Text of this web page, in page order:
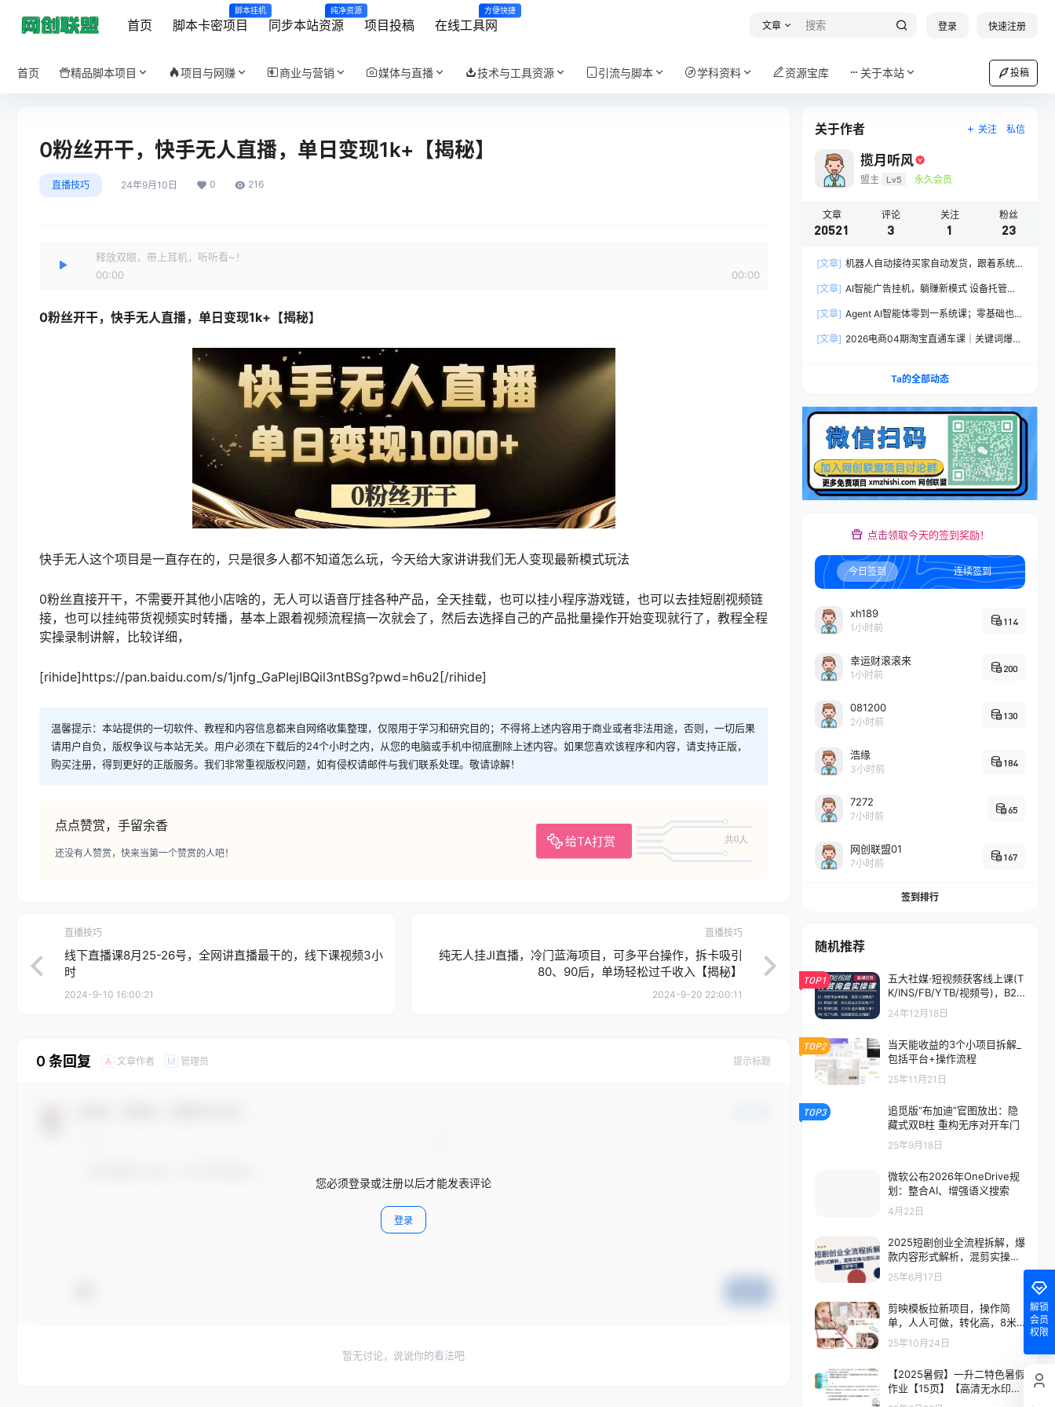
首页 脚本卡密项目
脚本挂机
同步本站资源
纯净资源
项目投稿 在线工具网
方便快捷
文章 登录 快速注册
首页 精品脚本项目 项目与网赚 商业与营销 媒体与直播 技术与工具资源 引流与脚本 学科资料 资源宝库 关于本站 投稿
0粉丝开干，快手无人直播，单日变现1k+【揭秘】
直播技巧 24年9月10日 0 216
释放双眼，带上耳机，听听看~！
00:00
00:00
0粉丝开干， 快手无人直播，单日变现1k+【揭秘】
快手无人这个项目是一直存在的，只是很多人都不知道怎么玩，今天给大家讲讲我们无人变现最新模式玩法
0粉丝直接开干，不需要开其他小店啥的，无人可以语音厅挂各种产品，全天挂载，也可以挂小程序游戏链，也可以去挂短剧视频链
接，也可以挂纯带货视频实时转播，基本上跟着视频流程搞一次就会了，然后去选择自己的产品批量操作开始变现就行了，教程全程
实操录制讲解，比较详细，
[rihide]https://pan.baidu.com/s/1jnfg_GaPIejIBQil3ntBSg?pwd=h6u2[/rihide]
温馨提示：本站提供的一切软件、教程和内容信息都来自网络收集整理，仅限用于学习和研究目的；不得将上述内容用于商业或者非法用途，否则，一切后果
请用户自负，版权争议与本站无关。用户必须在下载后的24个小时之内，从您的电脑或手机中彻底删除上述内容。如果您喜欢该程序和内容，请支持正版，
购买注册，得到更好的正版服务。我们非常重视版权问题，如有侵权请邮件与我们联系处理。敬请谅解！
点点赞赏，手留余香
给TA打赏 共0人
还没有人赞赏，快来当第一个赞赏的人吧！
直播技巧
线下直播课8月25-26号，全网讲直播最干的，线下课视频3小
时
2024-9-10 16:00:21
直播技巧
纯无人挂JI直播，冷门蓝海项目，可多平台操作，拆卡吸引
80、90后，单场轻松过千收入【揭秘】
2024-9-20 22:00:11
0 条回复 A 文章作者 M 管理员 提示标题
您必须登录或注册以后才能发表评论
登录
暂无讨论，说说你的看法吧
关于作者 关注 私信
揽月听风
盟主 Lv5 永久会员
文章
20521
评论
3
关注
1
粉丝
23
[文章] 机器人自动接待买家自动发货，跟着系统
[文章] AI智能广告挂机，躺赚新模式 设备托管运
[文章] Agent AI智能体零到一系统课；零基础也能
完整覆盖
[文章] 2026电商04期淘宝直通车课｜关键词爆打
Ta的全部动态
点击领取今天的签到奖励！
今日签到 连续签到
xh189
1小时前
114
幸运财滚滚来
1小时前
200
081200
2小时前
130
浩缘
3小时前
184
7272
7小时前
65
网创联盟01
7小时前
167
签到排行
随机推荐
TOP1
五大社媒·短视频获客线上课(T
K/INS/FB/YTB/视频号)，B2B
外贸工厂短视频线上班
24年12月18日
TOP2
当天能收益的3个小项目拆解_
包括平台+操作流程
25年11月21日
TOP3
追觅版“布加迪”官图放出：隐
藏式双B柱 重构无序对开车门
25年9月18日
微软公布2026年OneDrive规
划：整合AI、增强语义搜索
4月22日
2025短剧创业全流程拆解，爆
款内容形式解析，混剪实操与
团队运营指南
25年6月17日
剪映模板拉新项目，操作简
单，人人可做，转化高，8米
一单，一天收益1k+
25年10月24日
【2025暑假】一升二特色暑假
作业【15页】【高清无水印直
接可打印】
解锁
会员
权限